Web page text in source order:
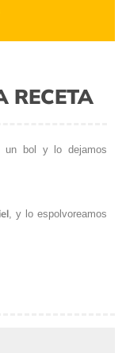
RECETA
un bol y lo dejamos
, y lo espolvoreamos